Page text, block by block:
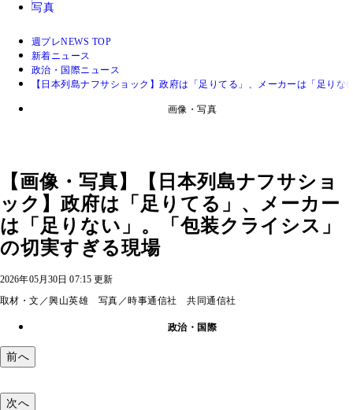
写真
週プレNEWS TOP
新着ニュース
政治・国際ニュース
【日本列島ナフサショック】政府は「足りてる」、メーカーは「足り
画像・写真
【画像・写真】【日本列島ナフサショ
ック】政府は「足りてる」、メーカー
は「足りない」。「包装クライシス」
の切実すぎる現場
2026年05月30日 07:15 更新
取材・文／興山英雄 写真／時事通信社 共同通信社
政治・国際
前へ
次へ